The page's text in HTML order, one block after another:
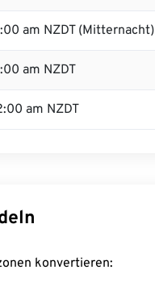
am NZDT (Mitternacht)
am NZDT
am NZDT
konvertieren: